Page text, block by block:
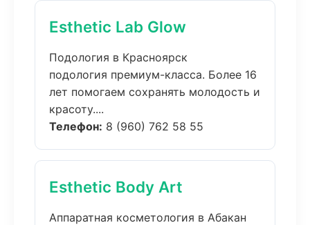
Esthetic Lab Glow
Подология в Красноярск
подология премиум-класса. Более 16
лет помогаем сохранять молодость и
красоту....
Телефон: 8 (960) 762 58 55
Esthetic Body Art
Аппаратная косметология в Абакан